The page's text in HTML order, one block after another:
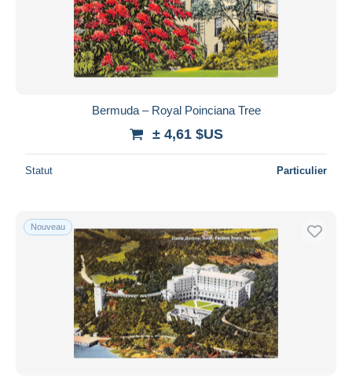
Bermuda – Royal Poinciana Tree
± 4,61 $US
Statut Particulier
Nouveau